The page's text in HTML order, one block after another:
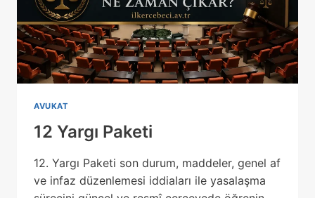
AVUKAT
12 Yargı Paketi
12. Yargı Paketi son durum, maddeler, genel af
ve infaz düzenlemesi iddiaları ile yasalaşma